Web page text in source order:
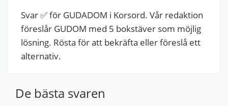
Svar ✅ för GUDADOM i Korsord. Vår redaktion
föreslår GUDOM med 5 bokstäver som möjlig
lösning. Rösta för att bekräfta eller föreslå ett
alternativ.
De bästa svaren